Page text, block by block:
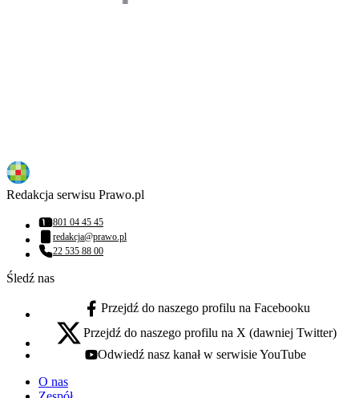
Redakcja serwisu Prawo.pl
Numer telefonu:
801 04 45 45
Adres email:
redakcja@prawo.pl
Numer telefonu:
22 535 88 00
Śledź nas
facebook - otwiera się w nowej karcie
Przejdź do naszego profilu na Facebooku
x - otwiera się w nowej karcie
Przejdź do naszego profilu na X (dawniej Twitter)
youtube - otwiera się w nowej karcie
Odwiedź nasz kanał w serwisie YouTube
O nas